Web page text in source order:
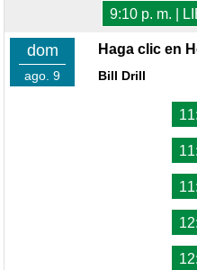
9:10 p. m. |
dom
ago. 9
Haga clic en
Bill Drill